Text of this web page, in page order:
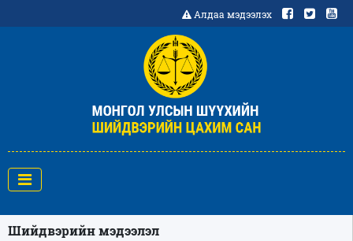
Алдаа мэдээлэх
Шийдвэрийн мэдээлэл